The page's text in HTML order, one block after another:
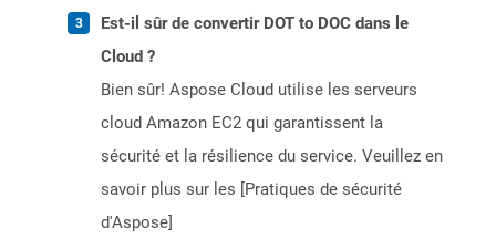
Est-il sûr de convertir DOT to DOC dans le
Cloud ?
Bien sûr! Aspose Cloud utilise les serveurs
cloud Amazon EC2 qui garantissent la
sécurité et la résilience du service. Veuillez en
savoir plus sur les [Pratiques de sécurité
d'Aspose]